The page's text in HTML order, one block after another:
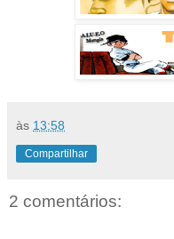
às 13:58
Compartilhar
2 comentários: